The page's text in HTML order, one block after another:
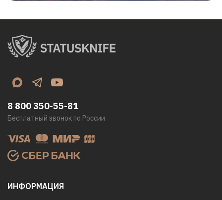
ИНФОРМАЦИЯ
8 800 350-55-81
Бесплатный звонок по России